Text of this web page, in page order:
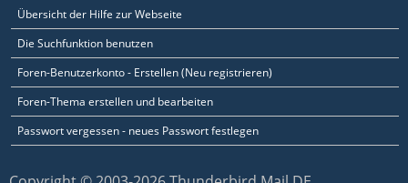
Übersicht der Hilfe zur Webseite
Die Suchfunktion benutzen
Foren-Benutzerkonto - Erstellen (Neu registrieren)
Foren-Thema erstellen und bearbeiten
Passwort vergessen - neues Passwort festlegen